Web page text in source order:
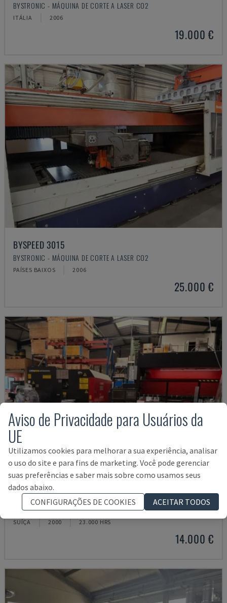
BYSTRONIC - MÁQUINA DE CORTE A LASER CO2
ITÁLIA 2006
19.000 €
BYSPEED 3015
BYSTRONIC - MÁQUINA DE CORTE A LASER CO2
PAÍSES BAIXOS 2006
25.000 €
LC-2415ΑIII
AMADA - MÁQUINA DE CORTE A LASER CO2
SUÍÇA 2000 23.000 HRS
14.000 €
Aviso de Privacidade para Usuários da
UE
Utilizamos cookies para melhorar a sua experiência, analisar
o uso do site e para fins de marketing. Você pode gerenciar
suas preferências e saber mais sobre como usamos seus
dados abaixo.
CONFIGURAÇÕES DE COOKIES
ACEITAR TODOS